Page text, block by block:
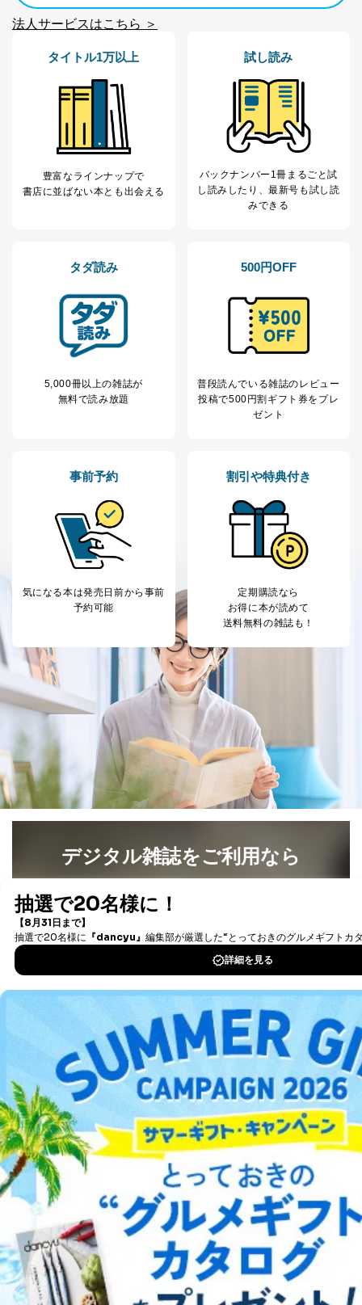
パートナー（提携
企業）からの委託
定期購読サービス
個人情報
購入商品配送のため
提携企業及びお客様がご購入され
に関するご案内のため
SNS公式アカウン
トに登録された方
の個人情報
当社のサービス利用状況の把握お
お問い合わせ対応、トラブル対
処、オペレーター教育など応対品
その他当社のプライバシーポリシ
ー等にて公表する利用目的達成の
開示等のご請求に対応させていただきます。
なお、6、7については、パートナー（提携企業）様又は
ます。
３．個人情報の第三者提供について
本人の同意を得ることなく第三者に提供することはあり
ません。ただし、次の場合は除きます。
公衆衛生の向上または児童の健全な育成の推進のため
とが困難である場合。
国の機関もしくは地方公共団体またはその委託を受け
た者が法令の定める事務を遂行することに対して協力
する必要がある場合であって、本人の同意を得ること
により当該事務の遂行に支障を及ぼすおそれがあると
き。
上記２．の利用目的を実施するために守秘義務を結ん
だ企業に、業務の一部として個人情報の取扱いを委
託・提供する場合、その業務に必要な範囲で委託・提
供先企業に個人情報を開示することがあります。
委託・提供先企業は具体的には以下のような企業です
が、これらに限りません。
委託先：カスタマーサポート支援会社 、クレジッ
トカード決済などの決済代行・料金回収会社、広
告配信サービス会社
提供先：出版社、出版物発売元、卸売会社、販売
店など商品の供給者、梱包会社、配送会社、新聞
販売店などの梱包・配送・配達会社
４．開示対象個人情報の「開示」「訂正」等の請求につ
当社は、本人から、開示対象個人情報について利用目的
の通知を求められた場合には、遅滞なくこれに応じま
す。ただし、以下①～④のいずれかに該当する場合は、
利用目的の通知を行なうことはできません。そのとき
は、本人に遅滞無くその旨を通知するとともに、理由を
説明させていただきます。
①利用目的を本人に通知し、又は公表することによって
本人又は第三者の生命、身体、財産その他の権利利益を
害するおそれがある場合
②利用目的を本人に通知し、又は公表することによって
当該事業者の権利又は正当な利益を害するおそれがある
③国の機関又は地方公共団体が法令の定める事務を遂行
することに対して協力する必要がある場合であって、利
用目的を本人に通知し、又は公表することによって当該
事務の遂行に支障を及ぼすおそれがあるとき
④開示対象個人情報の利用目的が明らかな場合
開示対象個人情報については、保有個人データの本人ま
たはその代理人からの利用目的の通知、開示、変更等
（内容の訂正、追加または削除）、利用停止等（「利用
の停止または消去」「第三者への提供の停止」）の求め
に対応させていただいております。 当社顧客の皆様の
個人情報は「マイページ」にログインしていただくこと
で、訂正、追加、変更を行っていただくことが出来ま
す。マイページをご利用いただけない方、その他の方に
つきましては、下記Aをご覧ください。 また、ご登録い
ただいた個人情報のうち、市町村などの名称および郵便
番号、金融機関の名称あるいはクレジットカードの有効
法人サービスはこちら ＞
タイトル1万以上
豊富なラインナップで
書店に並ばない本とも出会える
試し読み
バックナンバー1冊まるごと試
し読み したり、最新号も試し読
みできる
タダ読み
5,000冊以上の雑誌が
無料で読み放題
500円OFF
普段読んでいる雑誌のレビュー
投稿で500円割ギフト券をプレ
ゼント
事前予約
気になる本は発売日前から事前
予約可能
割引や特典付き
定期購読なら
お得に本が読めて
送料無料の雑誌も！
デジタル雑誌をご利用なら
書籍）が無料で読み放題！
DOWNLOAD FOR IOS
DOWNLOAD FOR ANDROID
ご利用方法はこちら
総合案内
アフィリエイト 採用情報
プレスリリース お問い合わせ
利用規約プライバシーポリシー 特定商取引法に基づく表示
出版社の皆様へ
投資家の皆様へサイトマップ